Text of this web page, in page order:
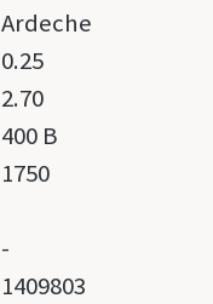
Ardeche
0.25
2.70
400 B
1750
-
1409803